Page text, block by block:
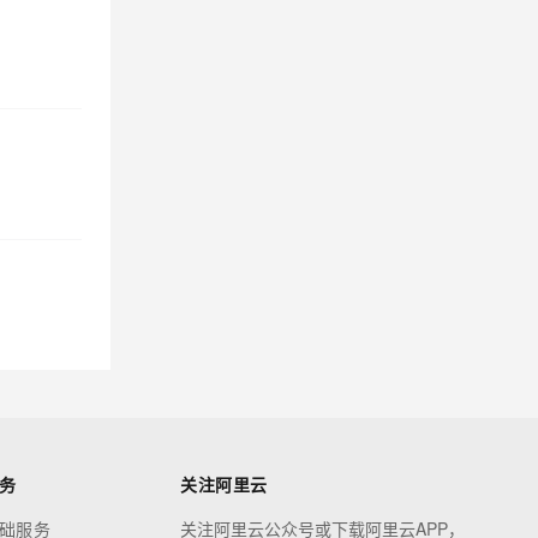
服务
关注阿里云
关注阿里云公众号或下载阿里云APP，